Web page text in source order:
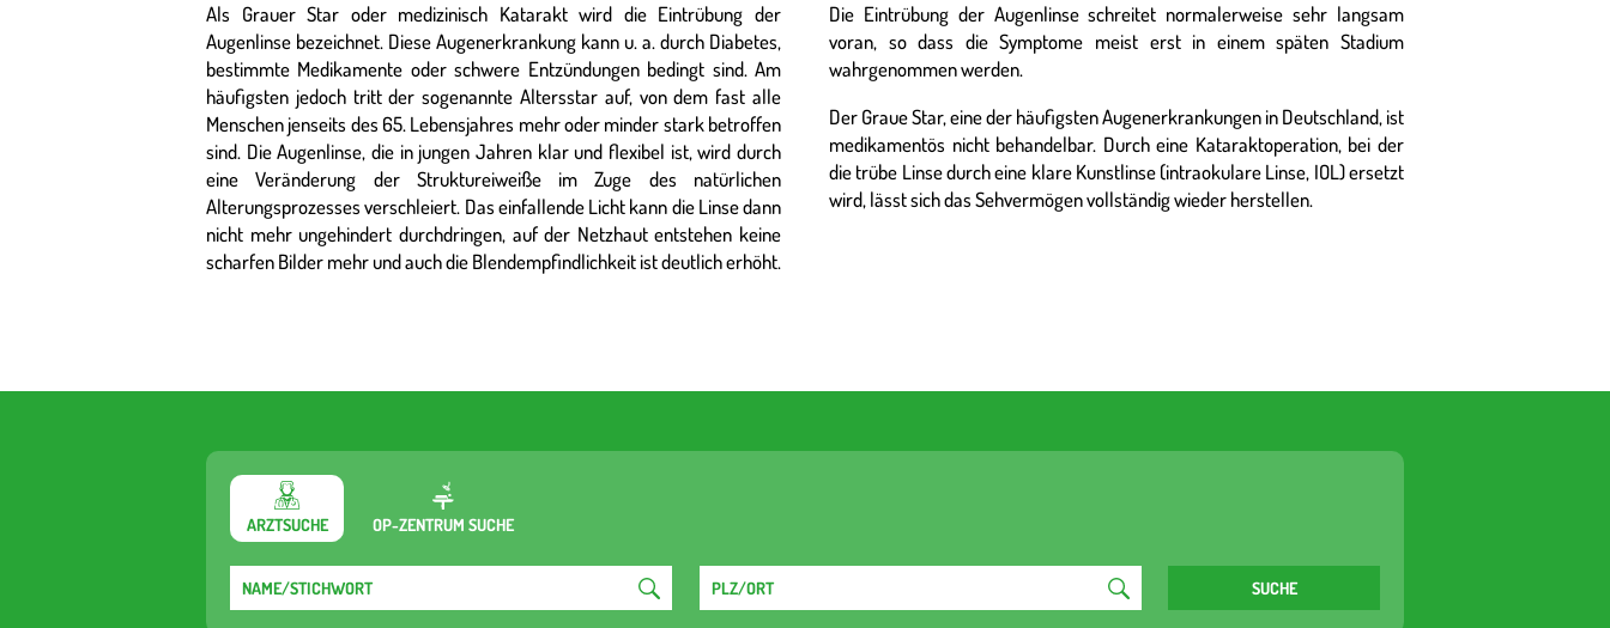
Als Grauer Star oder medizinisch Katarakt wird die Eintrübung der
Augenlinse bezeichnet. Diese Augenerkrankung kann u. a. durch Diabetes,
bestimmte Medikamente oder schwere Entzündungen bedingt sind. Am
häufigsten jedoch tritt der sogenannte Altersstar auf, von dem fast alle
Menschen jenseits des 65. Lebensjahres mehr oder minder stark betroffen
sind. Die Augenlinse, die in jungen Jahren klar und flexibel ist, wird durch
eine Veränderung der Struktureiweiße im Zuge des natürlichen
Alterungsprozesses verschleiert. Das einfallende Licht kann die Linse dann
nicht mehr ungehindert durchdringen, auf der Netzhaut entstehen keine
scharfen Bilder mehr und auch die Blendempfindlichkeit ist deutlich erhöht.
Die Eintrübung der Augenlinse schreitet normalerweise sehr langsam
voran, so dass die Symptome meist erst in einem späten Stadium
wahrgenommen werden.
Der Graue Star, eine der häufigsten Augenerkrankungen in Deutschland, ist
medikamentös nicht behandelbar. Durch eine Kataraktoperation, bei der
die trübe Linse durch eine klare Kunstlinse (intraokulare Linse, IOL) ersetzt
wird, lässt sich das Sehvermögen vollständig wieder herstellen.
ARZTSUCHE OP-ZENTRUM SUCHE